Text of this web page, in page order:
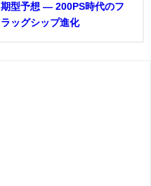
期型予想 ― 200PS時代のフ
ラッグシップ進化